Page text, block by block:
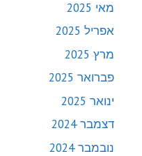
מאי 2025
אפריל 2025
מרץ 2025
פברואר 2025
ינואר 2025
דצמבר 2024
נובמבר 2024